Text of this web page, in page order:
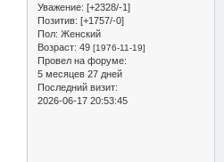
Уважение: [+2328/-1]
Позитив: [+1757/-0]
Пол: Женский
Возраст: 49 [1976-11-19]
Провел на форуме:
5 месяцев 27 дней
Последний визит:
2026-06-17 20:53:45